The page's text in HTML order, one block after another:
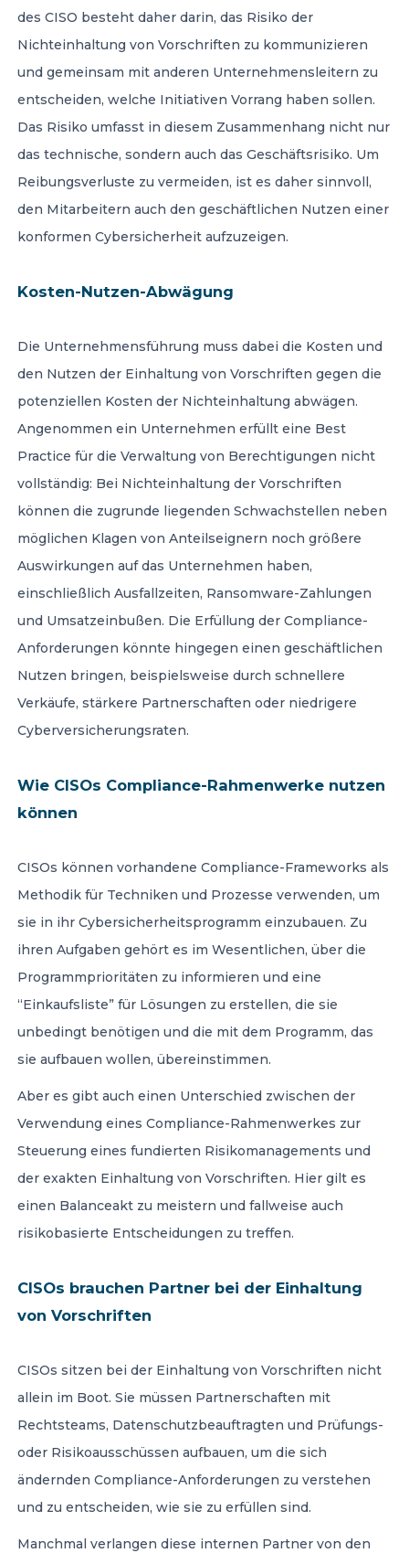
des CISO besteht daher darin, das Risiko der
Nichteinhaltung von Vorschriften zu kommunizieren
und gemeinsam mit anderen Unternehmensleitern zu
entscheiden, welche Initiativen Vorrang haben sollen.
Das Risiko umfasst in diesem Zusammenhang nicht nur
das technische, sondern auch das Geschäftsrisiko. Um
Reibungsverluste zu vermeiden, ist es daher sinnvoll,
den Mitarbeitern auch den geschäftlichen Nutzen einer
konformen Cybersicherheit aufzuzeigen.
Kosten-Nutzen-Abwägung
Die Unternehmensführung muss dabei die Kosten und
den Nutzen der Einhaltung von Vorschriften gegen die
potenziellen Kosten der Nichteinhaltung abwägen.
Angenommen ein Unternehmen erfüllt eine Best
Practice für die Verwaltung von Berechtigungen nicht
vollständig: Bei Nichteinhaltung der Vorschriften
können die zugrunde liegenden Schwachstellen neben
möglichen Klagen von Anteilseignern noch größere
Auswirkungen auf das Unternehmen haben,
einschließlich Ausfallzeiten, Ransomware-Zahlungen
und Umsatzeinbußen. Die Erfüllung der Compliance-
Anforderungen könnte hingegen einen geschäftlichen
Nutzen bringen, beispielsweise durch schnellere
Verkäufe, stärkere Partnerschaften oder niedrigere
Cyberversicherungsraten.
Wie CISOs Compliance-Rahmenwerke nutzen
können
CISOs können vorhandene Compliance-Frameworks als
Methodik für Techniken und Prozesse verwenden, um
sie in ihr Cybersicherheitsprogramm einzubauen. Zu
ihren Aufgaben gehört es im Wesentlichen, über die
Programmprioritäten zu informieren und eine
“Einkaufsliste” für Lösungen zu erstellen, die sie
unbedingt benötigen und die mit dem Programm, das
sie aufbauen wollen, übereinstimmen.
Aber es gibt auch einen Unterschied zwischen der
Verwendung eines Compliance-Rahmenwerkes zur
Steuerung eines fundierten Risikomanagements und
der exakten Einhaltung von Vorschriften. Hier gilt es
einen Balanceakt zu meistern und fallweise auch
risikobasierte Entscheidungen zu treffen.
CISOs brauchen Partner bei der Einhaltung
von Vorschriften
CISOs sitzen bei der Einhaltung von Vorschriften nicht
allein im Boot. Sie müssen Partnerschaften mit
Rechtsteams, Datenschutzbeauftragten und Prüfungs-
oder Risikoausschüssen aufbauen, um die sich
ändernden Compliance-Anforderungen zu verstehen
und zu entscheiden, wie sie zu erfüllen sind.
Manchmal verlangen diese internen Partner von den